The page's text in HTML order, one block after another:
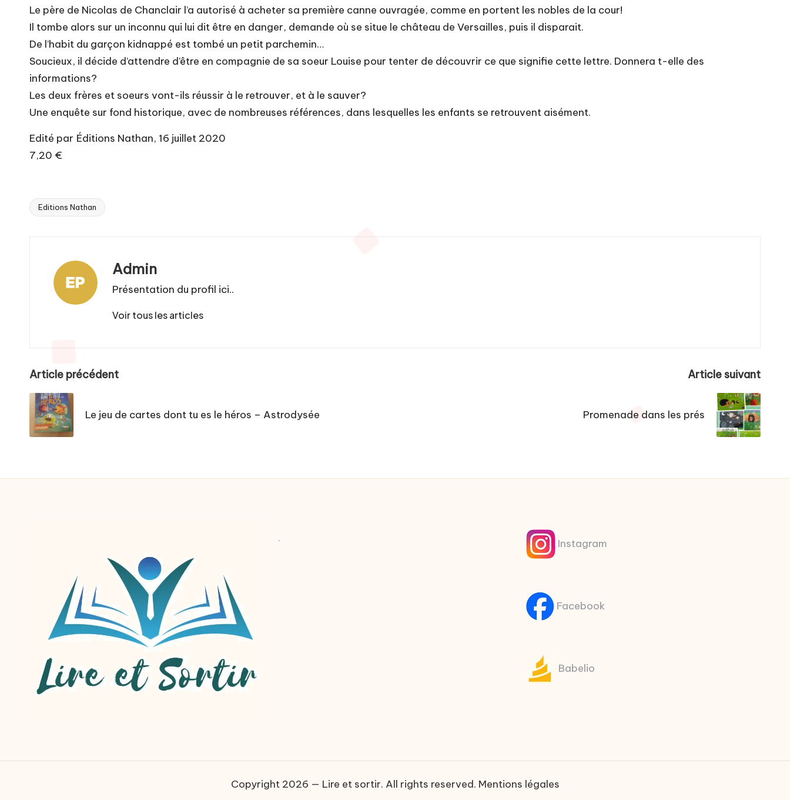
Le père de Nicolas de Chanclair l’a autorisé à acheter sa première canne ouvragée, comme en portent les nobles de la cour!
Il tombe alors sur un inconnu qui lui dit être en danger, demande où se situe le château de Versailles, puis il disparait.
De l’habit du garçon kidnappé est tombé un petit parchemin…
Soucieux, il décide d’attendre d’être en compagnie de sa soeur Louise pour tenter de découvrir ce que signifie cette lettre. Donnera t-elle des
informations?
Les deux frères et soeurs vont-ils réussir à le retrouver, et à le sauver?
Une enquête sur fond historique, avec de nombreuses références, dans lesquelles les enfants se retrouvent aisément.
Edité par Éditions Nathan, 16 juillet 2020
7,20 €
Tags:
Editions Nathan
Admin
Présentation du profil ici..
Voir tous les articles
Post
navigation
Article précédent
Le jeu de cartes dont tu es le héros – Astrodysée
Article suivant
Promenade dans les prés
. Instagram
Facebook
Babelio
Copyright 2026 — Lire et sortir. All rights reserved. Mentions légales